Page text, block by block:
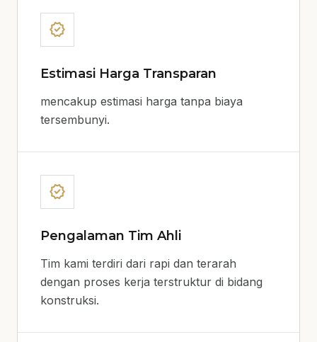
verified
Estimasi Harga Transparan
mencakup estimasi harga tanpa biaya
tersembunyi.
verified
Pengalaman Tim Ahli
Tim kami terdiri dari rapi dan terarah
dengan proses kerja terstruktur di bidang
konstruksi.